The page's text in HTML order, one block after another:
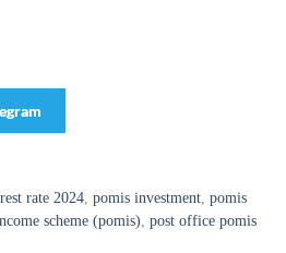
rate 2024, pomis investment, pomis
scheme (pomis), post office pomis